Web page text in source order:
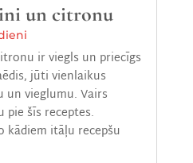
un citronu
ir viegls un priecīgs
jūti vienlaikus
un vieglumu. Vairs
pie šīs receptes.
kādiem itāļu recepšu